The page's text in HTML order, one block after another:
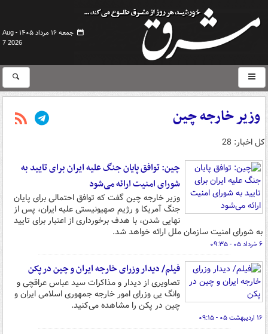
جمعه ۱۶ مرداد ۱۴۰۵ -
Aug
7 2026
وزیر خارجه چین
کل اخبار: 28
چین: توافق پایان جنگ علیه ایران برای تایید به
شورای امنیت ارائه می‌شود
وزیر خارجه چین گفت که توافق احتمالی برای پایان
جنگ آمریکا و رژیم صهیونیستی علیه ایران، پس از
نهایی شدن، با هدف برخورداری از اعتبار برای تایید
به شورای امنیت سازمان ملل ارائه خواهد شد.
۶ خرداد ۰۵ - ۰۹:۳۵
فیلم/ دیدار وزرای خارجه ایران و چین در پکن
تصاویری از دیدار و مذاکرات سید عباس عراقچی و
وانگ یی وزرای امور خارجه جمهوری اسلامی ایران و
چین در پکن را مشاهده می‌کنید.
۱۶ اردیبهشت ۰۵ - ۰۹:۱۵